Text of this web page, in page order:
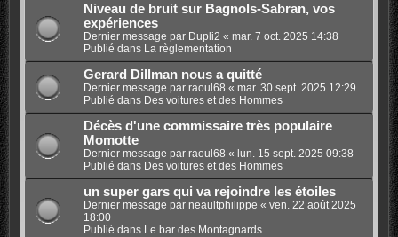
Niveau de bruit sur Bagnols-Sabran, vos
expériences
Dernier message par Dupli2 « mar. 7 oct. 2025 14:38
Publié dans La règlementation
Gerard Dillman nous a quitté
Dernier message par raoul68 « mar. 30 sept. 2025 12:29
Publié dans Des voitures et des Hommes
Décès d'une commissaire très populaire
Momotte
Dernier message par raoul68 « lun. 15 sept. 2025 09:38
Publié dans Des voitures et des Hommes
un super gars qui va rejoindre les étoiles
Dernier message par neaultphilippe « ven. 22 août 2025
18:00
Publié dans Le bar des Montagnards